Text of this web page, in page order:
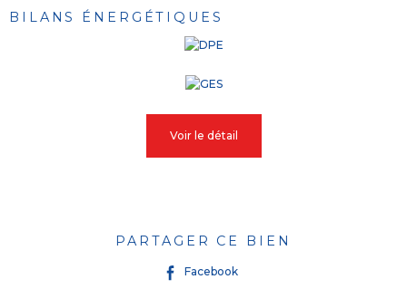
BILANS ÉNERGÉTIQUES
Voir le détail
PARTAGER CE BIEN
Facebook